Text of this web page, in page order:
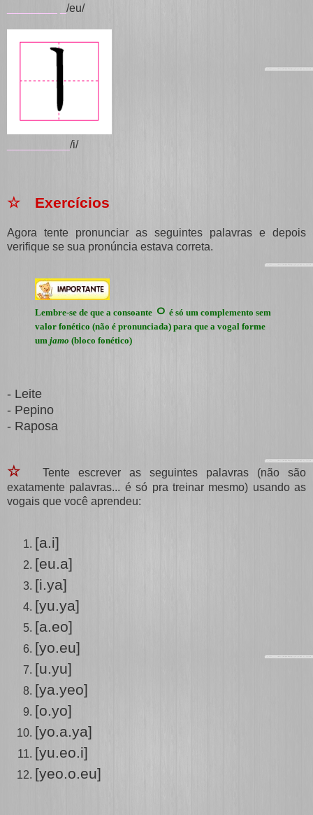
/eu/
/i/
☆ Exercícios
Agora tente pronunciar as seguintes palavras e depois
verifique se sua pronúncia estava correta.
Lembre-se de que a consoante ㅇ é só um complemento sem
valor fonético (não é pronunciada) para que a vogal forme
um jamo (bloco fonético)
- Leite
- Pepino
- Raposa
☆
Tente escrever as seguintes palavras (não são
exatamente palavras... é só pra treinar mesmo) usando as
vogais que você aprendeu:
[a.i]
[eu.a]
[i.ya]
[yu.ya]
[a.eo]
[yo.eu]
[u.yu]
[ya.yeo]
[o.yo]
[yo.a.ya]
[yu.eo.i]
[yeo.o.eu]